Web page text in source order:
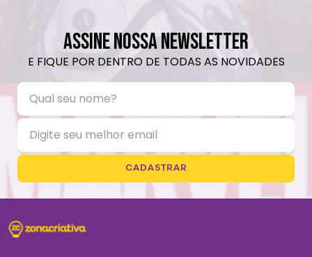
ASSINE NOSSA NEWSLETTER
E FIQUE POR DENTRO DE TODAS AS NOVIDADES
CADASTRAR